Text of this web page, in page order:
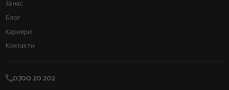
За нас
Блог
Кариери
Контакти
0700 20 202